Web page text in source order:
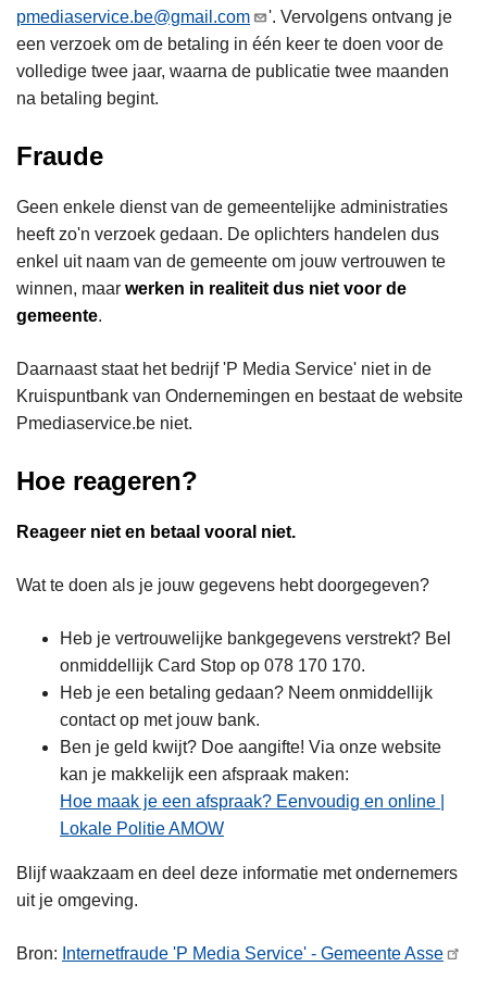
pmediaservice.be@gmail.com
'. Vervolgens ontvang je
een verzoek om de betaling in één keer te doen voor de
volledige twee jaar, waarna de publicatie twee maanden
na betaling begint.
Fraude
Geen enkele dienst van de gemeentelijke administraties
heeft zo'n verzoek gedaan. De oplichters handelen dus
enkel uit naam van de gemeente om jouw vertrouwen te
winnen, maar werken in realiteit dus niet voor de
gemeente.
Daarnaast staat het bedrijf 'P Media Service' niet in de
Kruispuntbank van Ondernemingen en bestaat de website
Pmediaservice.be niet.
Hoe reageren?
Reageer niet en betaal vooral niet.
Wat te doen als je jouw gegevens hebt doorgegeven?
Heb je vertrouwelijke bankgegevens verstrekt? Bel
onmiddellijk Card Stop op 078 170 170.
Heb je een betaling gedaan? Neem onmiddellijk
contact op met jouw bank.
Ben je geld kwijt? Doe aangifte! Via onze website
kan je makkelijk een afspraak maken:
Hoe maak je een afspraak? Eenvoudig en online |
Lokale Politie AMOW
Blijf waakzaam en deel deze informatie met ondernemers
uit je omgeving.
Bron: Internetfraude 'P Media Service' - Gemeente Asse